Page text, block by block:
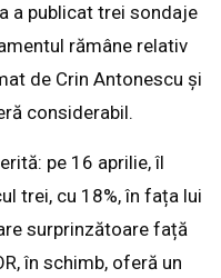
a publicat trei sondaje
rămâne relativ
de Crin Antonescu și
considerabil.
pe 16 aprilie, îl
trei, cu 18%, în fața lui
surprinzătoare față
în schimb, oferă un